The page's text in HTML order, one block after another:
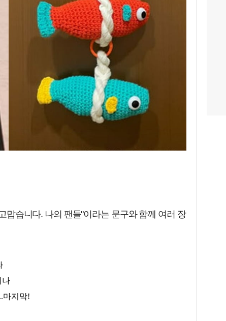
맙습니다. 나의 팬들"이라는 문구와 함께 여러 장